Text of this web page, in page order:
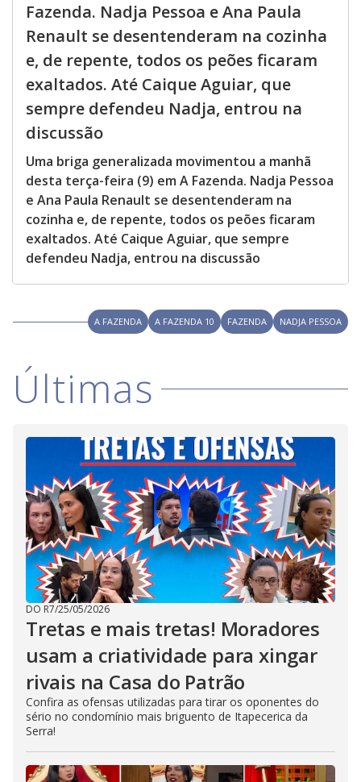
Fazenda. Nadja Pessoa e Ana Paula
Renault se desentenderam na cozinha
e, de repente, todos os peões ficaram
exaltados. Até Caique Aguiar, que
sempre defendeu Nadja, entrou na
discussão
Uma briga generalizada movimentou a manhã
desta terça-feira (9) em A Fazenda. Nadja Pessoa
e Ana Paula Renault se desentenderam na
cozinha e, de repente, todos os peões ficaram
exaltados. Até Caique Aguiar, que sempre
defendeu Nadja, entrou na discussão
A FAZENDA A FAZENDA 10 FAZENDA NADJA PESSOA
Últimas
DO R7/25/05/2026
Tretas e mais tretas! Moradores
usam a criatividade para xingar
rivais na Casa do Patrão
Confira as ofensas utilizadas para tirar os oponentes do
sério no condomínio mais briguento de Itapecerica da
Serra!